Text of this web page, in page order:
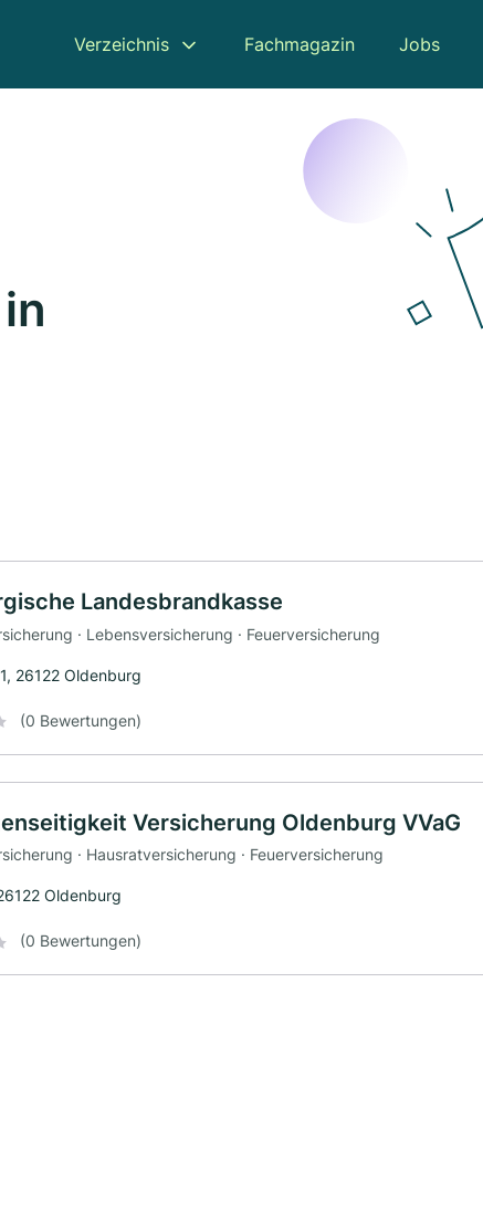
Verzeichnis Fachmagazin Jobs
Landesbrandkasse
· Lebensversicherung · Feuerversicherung
26122 Oldenburg
(0 Bewertungen)
Versicherung Oldenburg VVaG
· Hausratversicherung · Feuerversicherung
Oldenburg
(0 Bewertungen)